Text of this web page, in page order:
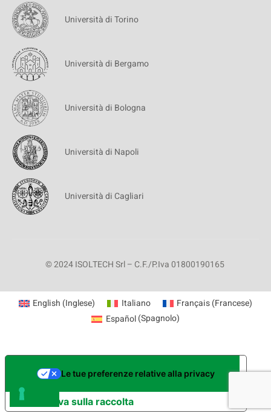
Università di Torino
Università di Bergamo
Università di Bologna
Università di Napoli
Università di Cagliari
© 2024 ISOLTECH Srl – C.F./P.Iva 01800190165
English (Inglese) Italiano Français(Francese)
Español(Spagnolo)
Informativa sulla raccolta
Le tue preferenze relative alla privacy